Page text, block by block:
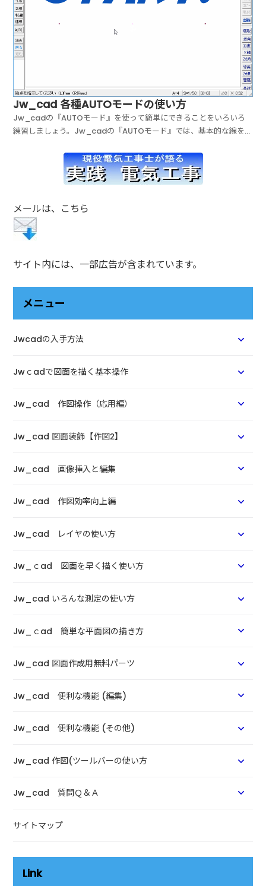
Jw_cad 各種AUTOモードの使い方
Jw_cadの『AUTOモード』を使って簡単にできることをいろいろ
練習しましょう。Jw_cadの『AUTOモード』では、基本的な線を描
できますので、AUTOモードの使い方を覚えておくと、Jw_cadを今
までより便利に使うことができるように...
メールは、こちら
サイト内には、一部広告が含まれています。
メニュー
Jwcadの入手方法
Jwｃadで図面を描く基本操作
Jw_cad 作図操作（応用編）
Jw_cad 図面装飾【作図2】
Jw_cad 画像挿入と編集
Jw_cad 作図効率向上編
Jw_cad レイヤの使い方
Jw_ｃad 図面を早く描く使い方
Jw_cad いろんな測定の使い方
Jw_ｃad 簡単な平面図の描き方
Jw_cad 図面作成用無料パーツ
Jw_cad 便利な機能 (編集)
Jw_cad 便利な機能 (その他)
Jw_cad 作図(ツールバーの使い方
Jw_cad 質問Ｑ＆Ａ
サイトマップ
Link